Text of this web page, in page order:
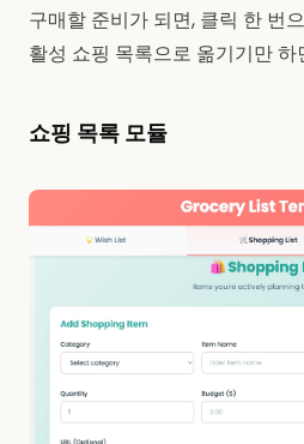
구매할 준비가 되면, 클릭 한 번
활성 쇼핑 목록으로 옮기기만 하
쇼핑 목록 모듈